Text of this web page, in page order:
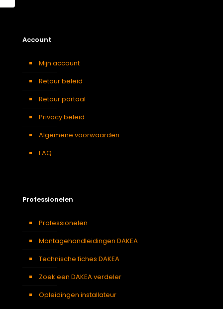
Account
Mijn account
Retour beleid
Retour portaal
Privacy beleid
Algemene voorwaarden
FAQ
Professionelen
Professionelen
Montagehandleidingen DAKEA
Technische fiches DAKEA
Zoek een DAKEA verdeler
Opleidingen installateur